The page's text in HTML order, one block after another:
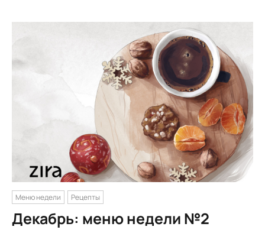
Меню недели Рецепты
Декабрь: меню недели №2